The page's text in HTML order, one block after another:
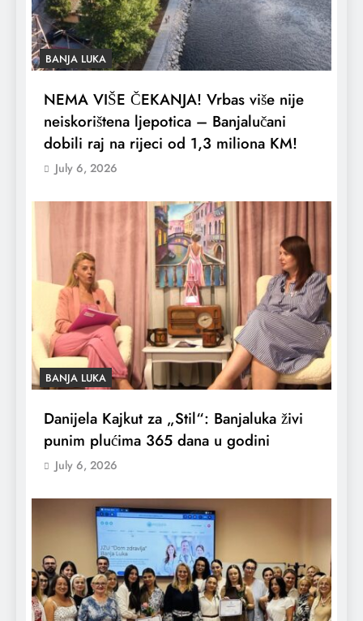
BANJA LUKA
NEMA VIŠE ČEKANJA! Vrbas više nije
neiskorištena ljepotica – Banjalučani
dobili raj na rijeci od 1,3 miliona KM!
July 6, 2026
BANJA LUKA
Danijela Kajkut za „Stil“: Banjaluka živi
punim plućima 365 dana u godini
July 6, 2026